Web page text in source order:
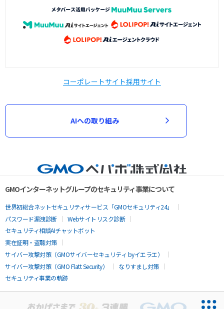
コーポレートサイト採用サイト
AIへの取り組み
GMOインターネットグループのセキュリティ事業について
世界初総合ネットセキュリティサービス「GMOセキュリティ24」
パスワード漏洩診断
Webサイトリスク診断
セキュリティ相談AIチャットボット
実在証明・盗聴対策
サイバー攻撃対策（GMOサイバーセキュリティ byイエラエ）
サイバー攻撃対策（GMO Flatt Security）
なりすまし対策
セキュリティ事業の軌跡